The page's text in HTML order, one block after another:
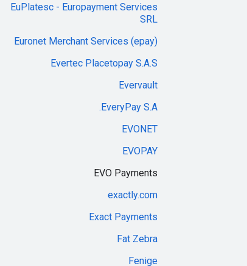
EuPlatesc - Europayment Services
SRL
Euronet Merchant Services (epay)
Evertec Placetopay S.A.S
Evervault
EveryPay S.A.
EVONET
EVOPAY
EVO Payments
exactly.com
Exact Payments
Fat Zebra
Fenige